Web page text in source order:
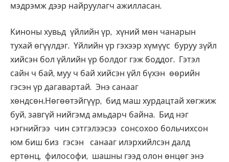
мэдрэмж дээр найруулагч ажилласан.
Киноны хувьд үйлийн үр, хүний мөн чанарын
тухай өгүүлдэг. Үйлийн үр гэхээр хүмүүс буруу зүйл
хийсэн бол үйлийн үр болдог гэж боддог. Гэтэл
сайн ч бай, муу ч бай хийсэн үйл бүхэн өөрийн
гэсэн үр дагавартай. Энэ санааг
хөндсөн.Нөгөөтэйгүүр, бид маш хурдацтай хөгжиж
буй, завгүй нийгэмд амьдарч байна. Бид нэг
нэгнийгээ чин сэтгэлээсээ сонсохоо больчихсон
юм биш биз гэсэн санааг илэрхийлсэн далд
ертөнц, философи, шашны гээд олон өнцөг энэ